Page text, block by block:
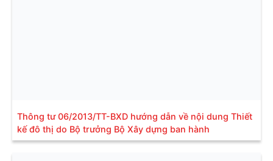
Thông tư 06/2013/TT-BXD hướng dẫn về nội dung Thiết
kế đô thị do Bộ trưởng Bộ Xây dựng ban hành